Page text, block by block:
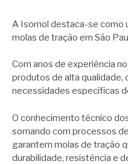
A Isomol destaca-se como
molas de tração em São
Com anos de experiência
produtos de alta qualidade,
necessidades específicas
O conhecimento técnico
somando com processos
garantem molas de tração
durabilidade, resistência e